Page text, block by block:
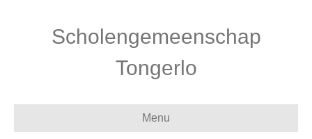
Scholengemeenschap
Tongerlo
Menu